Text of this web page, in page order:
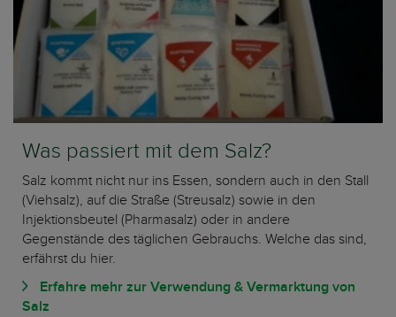
Was passiert mit dem Salz?
Salz kommt nicht nur ins Essen, sondern auch in den Stall
(Viehsalz), auf die Straße (Streusalz) sowie in den
Injektionsbeutel (Pharmasalz) oder in andere
Gegenstände des täglichen Gebrauchs. Welche das sind,
erfährst du hier.
Erfahre mehr zur Verwendung & Vermarktung von
Salz